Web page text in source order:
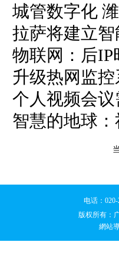
城管数字化
拉萨将建立
物联网：后
升级热网监
个人视频会
智慧的地球
电话：
版权所有：
網站